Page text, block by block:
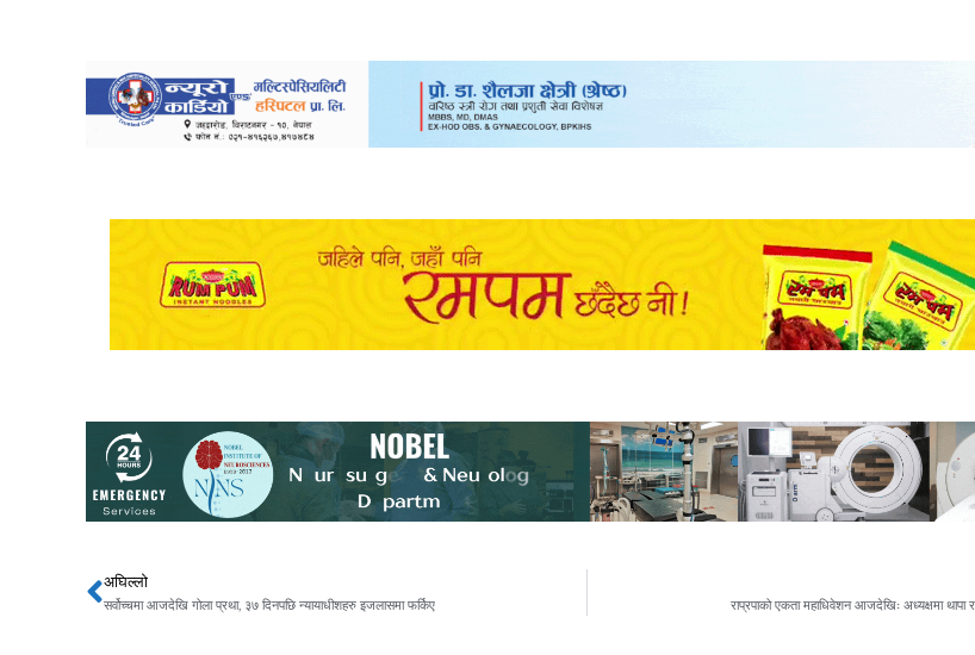
Prev
अघिल्लो
सर्वोच्चमा आजदेखि गोला प्रथा, ३७ दिनपछि न्यायाधीशहरु इजलासमा फर्किए राप्रपाको एकता महाधिवेशन आजदेखिः अध्यक्षमा थापा र